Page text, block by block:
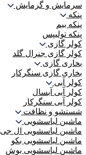
سرمایش و گرمایش
پنکه
پنکه بیم
پنکه تولیپس
کولر گازی
کولر گازی جنرال گلد
بخاری گازی
بخاری گازی سنگرکار
کولر آبی
کولر آبی آبسال
کولر آبی سنگرکار
شستشو و نظافت
ماشین لباسشویی
ماشین لباسشویی ال جی
ماشین لباسشویی بکو
ماشین لباسشویی بوش